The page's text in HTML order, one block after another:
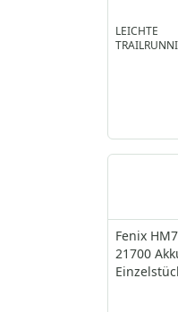
LEICHTE
Fenix
21700